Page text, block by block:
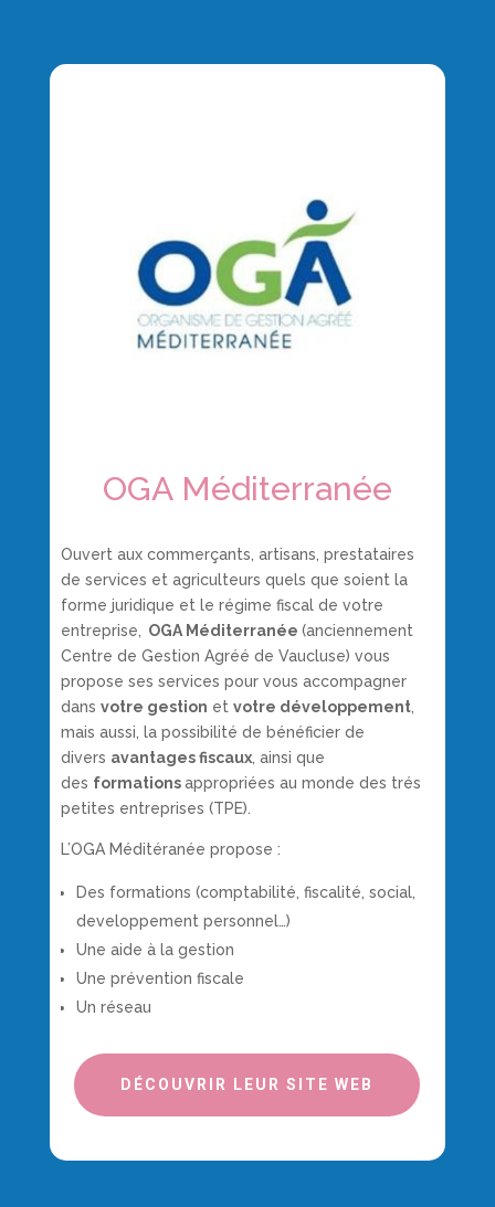
OGA Méditerranée
Ouvert aux commerçants, artisans, prestataires
de services et agriculteurs quels que soient la
forme juridique et le régime fiscal de votre
entreprise, OGA Méditerranée (anciennement
Centre de Gestion Agréé de Vaucluse) vous
propose ses services pour vous accompagner
dans votre gestion et votre développement,
mais aussi, la possibilité de bénéficier de
divers avantages fiscaux, ainsi que
des formationsappropriées au monde des trés
petites entreprises (TPE).
L’OGA Méditéranée propose :
Des formations (comptabilité, fiscalité, social,
developpement personnel…)
Une aide à la gestion
Une prévention fiscale
Un réseau
DÉCOUVRIR LEUR SITE WEB